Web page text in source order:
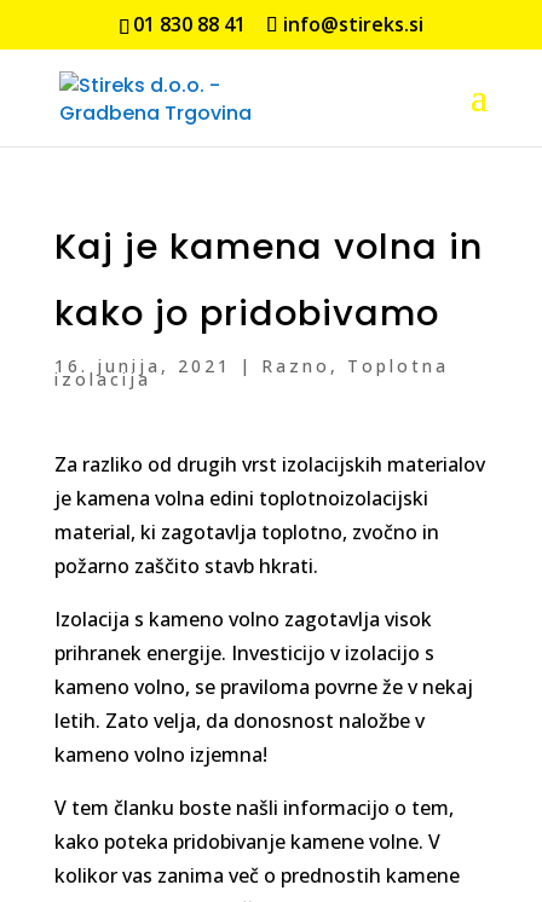
01 830 88 41 info@stireks.si
Kaj je kamena volna in
kako jo pridobivamo
16. junija, 2021 | Razno , Toplotna
izolacija
Za razliko od drugih vrst izolacijskih materialov
je kamena volna edini toplotnoizolacijski
material, ki zagotavlja toplotno, zvočno in
požarno zaščito stavb hkrati.
Izolacija s kameno volno zagotavlja visok
prihranek energije. Investicijo v izolacijo s
kameno volno, se praviloma povrne že v nekaj
letih. Zato velja, da donosnost naložbe v
kameno volno izjemna!
V tem članku boste našli informacijo o tem,
kako poteka pridobivanje kamene volne. V
kolikor vas zanima več o prednostih kamene